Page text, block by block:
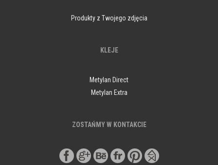
Produkty z Twojego zdjęcia
KLEJE
Metylan Direct
Metylan Extra
ZOSTAŃMY W KONTAKCIE